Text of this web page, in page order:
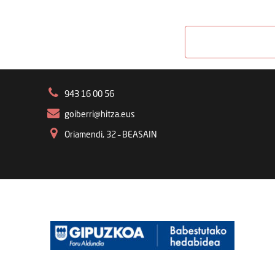
943 16 00 56
goiberri@hitza.eus
Oriamendi, 32 – BEASAIN